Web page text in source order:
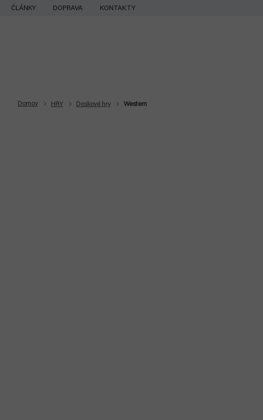
Prejsť
ČLÁNKY DOPRAVA KONTAKTY
Domov HRY Doskové hry Western